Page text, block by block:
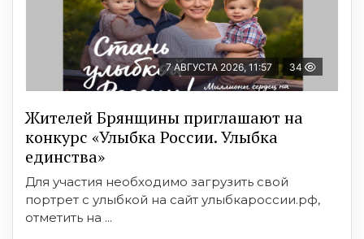
7 АВГУСТА 2026, 11:57 34
Жителей Брянщины приглашают на
конкурс «Улыбка России. Улыбка
единства»
Для участия необходимо загрузить свой
портрет с улыбкой на сайт улыбкароссии.рф,
отметить на ...